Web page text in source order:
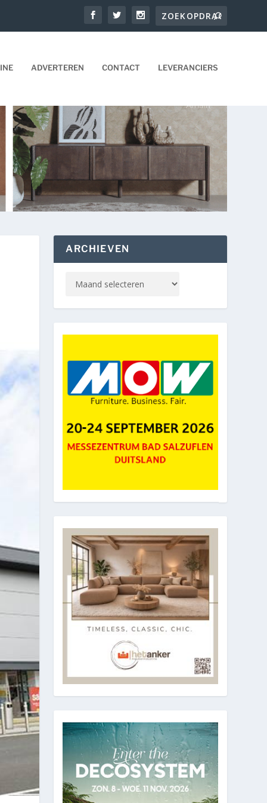
ADVERTEREN CONTACT LEVERANCIERS
ARCHIEVEN